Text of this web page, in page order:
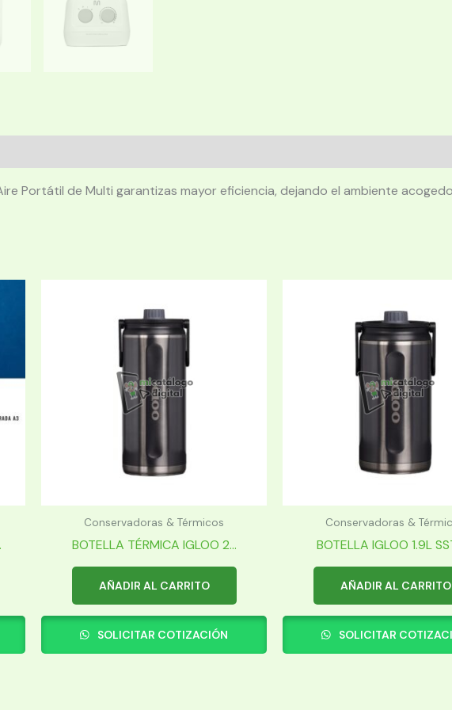
Portátil de Multi garantizas mayor eficiencia, dejando el ambiente
Conservadoras & Térmicos
BOTELLA TÉRMICA IGLOO 2...
AÑADIR AL CARRITO
SOLICITAR COTIZACIÓN
Conservadoras &
BOTELLA IGLOO 1.9L
AÑADIR AL CARRITO
SOLICITAR